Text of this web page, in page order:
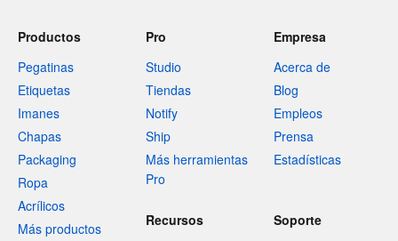
Productos
Pegatinas
Etiquetas
Imanes
Chapas
Packaging
Ropa
Acrílicos
Más productos
Pro
Studio
Tiendas
Notify
Ship
Más herramientas
Pro
Empresa
Acerca de
Blog
Empleos
Prensa
Estadísticas
Recursos Soporte